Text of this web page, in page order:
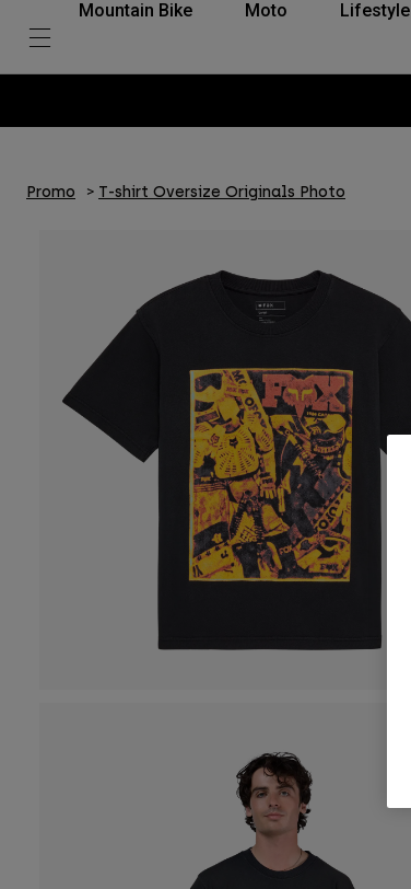
Mountain Bike Moto Lifestyle
Promo T-shirt Oversize Originals Photo